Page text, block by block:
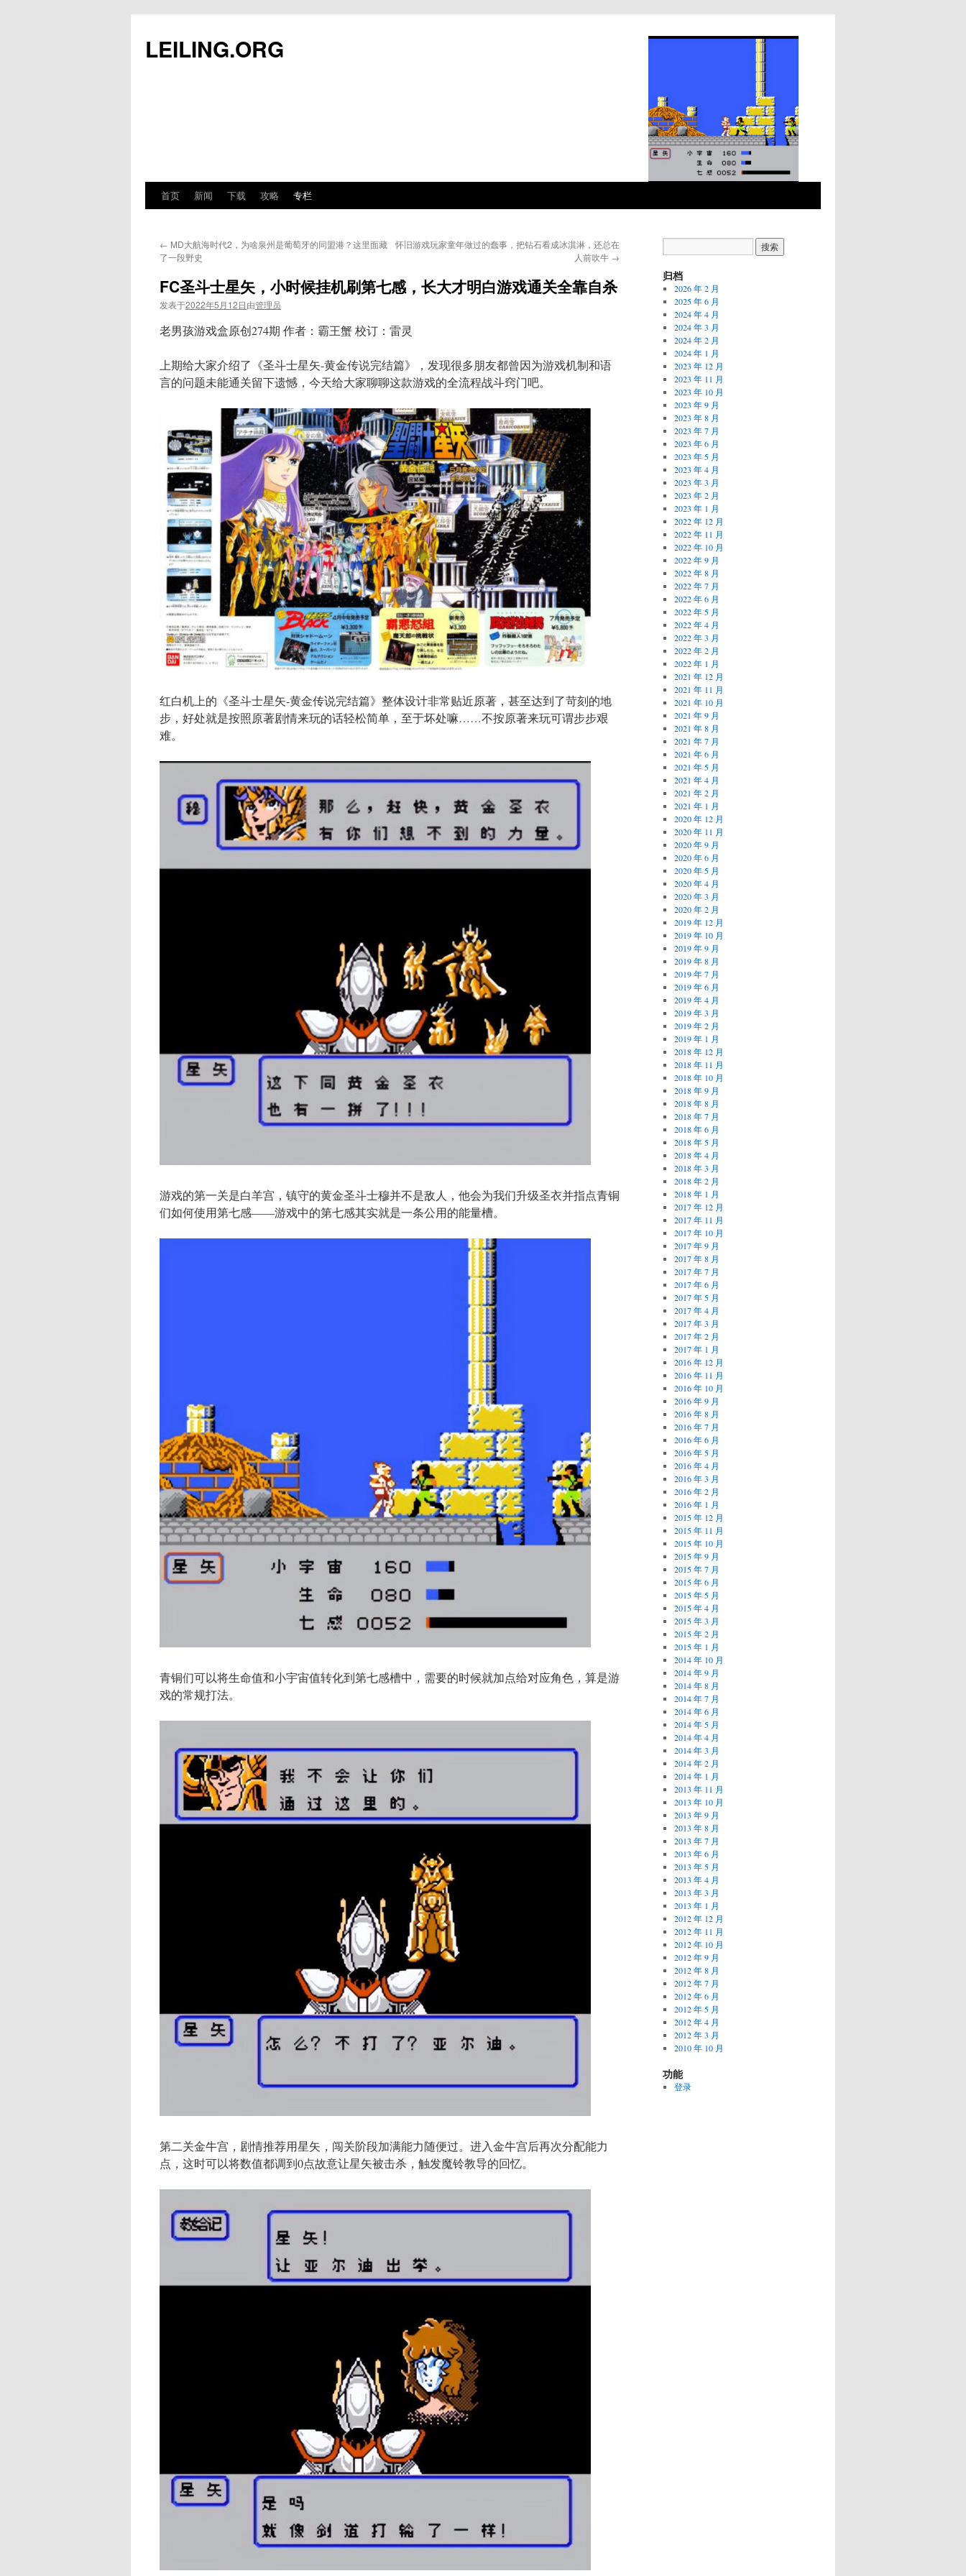
文
LEILING.ORG
首页 新闻 下载 攻略 专栏
← MD大航海时代2，为啥泉州是葡萄牙的同盟港？这里面藏
了一段野史
怀旧游戏玩家童年做过的蠢事，把钻石看成冰淇淋，还总在
人前吹牛 →
FC圣斗士星矢，小时候挂机刷第七感，长大才明白游戏通关全靠自杀
发表于2022年5月12日由管理员
老男孩游戏盒原创274期 作者：霸王蟹 校订：雷灵
上期给大家介绍了《圣斗士星矢-黄金传说完结篇》，发现很多朋友都曾因为游戏机制和语
言的问题未能通关留下遗憾，今天给大家聊聊这款游戏的全流程战斗窍门吧。
红白机上的《圣斗士星矢-黄金传说完结篇》整体设计非常贴近原著，甚至达到了苛刻的地
步，好处就是按照原著剧情来玩的话轻松简单，至于坏处嘛……不按原著来玩可谓步步艰
难。
游戏的第一关是白羊宫，镇守的黄金圣斗士穆并不是敌人，他会为我们升级圣衣并指点青铜
们如何使用第七感——游戏中的第七感其实就是一条公用的能量槽。
青铜们可以将生命值和小宇宙值转化到第七感槽中，需要的时候就加点给对应角色，算是游
戏的常规打法。
第二关金牛宫，剧情推荐用星矢，闯关阶段加满能力随便过。进入金牛宫后再次分配能力
点，这时可以将数值都调到0点故意让星矢被击杀，触发魔铃教导的回忆。
归档
2026 年 2 月
2025 年 6 月
2024 年 4 月
2024 年 3 月
2024 年 2 月
2024 年 1 月
2023 年 12 月
2023 年 11 月
2023 年 10 月
2023 年 9 月
2023 年 8 月
2023 年 7 月
2023 年 6 月
2023 年 5 月
2023 年 4 月
2023 年 3 月
2023 年 2 月
2023 年 1 月
2022 年 12 月
2022 年 11 月
2022 年 10 月
2022 年 9 月
2022 年 8 月
2022 年 7 月
2022 年 6 月
2022 年 5 月
2022 年 4 月
2022 年 3 月
2022 年 2 月
2022 年 1 月
2021 年 12 月
2021 年 11 月
2021 年 10 月
2021 年 9 月
2021 年 8 月
2021 年 7 月
2021 年 6 月
2021 年 5 月
2021 年 4 月
2021 年 2 月
2021 年 1 月
2020 年 12 月
2020 年 11 月
2020 年 9 月
2020 年 6 月
2020 年 5 月
2020 年 4 月
2020 年 3 月
2020 年 2 月
2019 年 12 月
2019 年 10 月
2019 年 9 月
2019 年 8 月
2019 年 7 月
2019 年 6 月
2019 年 4 月
2019 年 3 月
2019 年 2 月
2019 年 1 月
2018 年 12 月
2018 年 11 月
2018 年 10 月
2018 年 9 月
2018 年 8 月
2018 年 7 月
2018 年 6 月
2018 年 5 月
2018 年 4 月
2018 年 3 月
2018 年 2 月
2018 年 1 月
2017 年 12 月
2017 年 11 月
2017 年 10 月
2017 年 9 月
2017 年 8 月
2017 年 7 月
2017 年 6 月
2017 年 5 月
2017 年 4 月
2017 年 3 月
2017 年 2 月
2017 年 1 月
2016 年 12 月
2016 年 11 月
2016 年 10 月
2016 年 9 月
2016 年 8 月
2016 年 7 月
2016 年 6 月
2016 年 5 月
2016 年 4 月
2016 年 3 月
2016 年 2 月
2016 年 1 月
2015 年 12 月
2015 年 11 月
2015 年 10 月
2015 年 9 月
2015 年 7 月
2015 年 6 月
2015 年 5 月
2015 年 4 月
2015 年 3 月
2015 年 2 月
2015 年 1 月
2014 年 10 月
2014 年 9 月
2014 年 8 月
2014 年 7 月
2014 年 6 月
2014 年 5 月
2014 年 4 月
2014 年 3 月
2014 年 2 月
2014 年 1 月
2013 年 11 月
2013 年 10 月
2013 年 9 月
2013 年 8 月
2013 年 7 月
2013 年 6 月
2013 年 5 月
2013 年 4 月
2013 年 3 月
2013 年 1 月
2012 年 12 月
2012 年 11 月
2012 年 10 月
2012 年 9 月
2012 年 8 月
2012 年 7 月
2012 年 6 月
2012 年 5 月
2012 年 4 月
2012 年 3 月
2010 年 10 月
功能
登录